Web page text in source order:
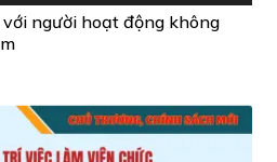
người hoạt động không